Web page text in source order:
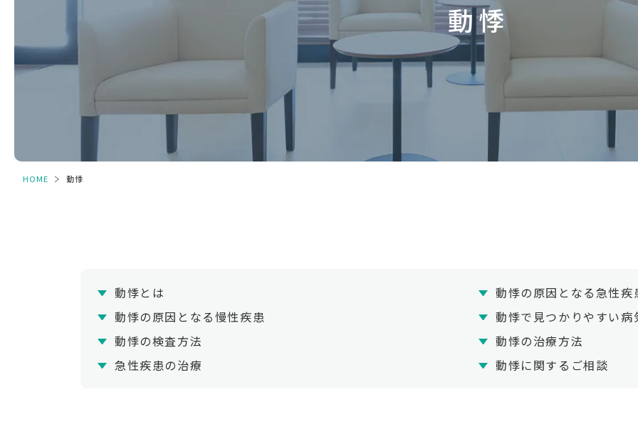
動悸
HOME ＞ 動悸
動悸とは
動悸の原因となる急性疾
動悸の原因となる慢性疾患
動悸で見つかりやすい病
動悸の検査方法
動悸の治療方法
急性疾患の治療
動悸に関するご相談